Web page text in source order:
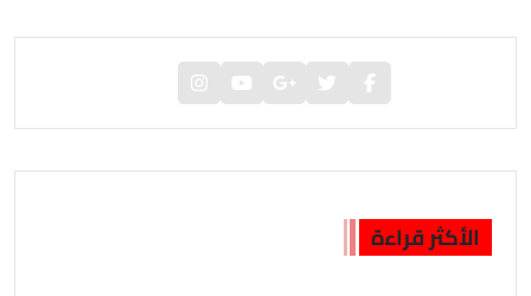
الأكثر قراءة